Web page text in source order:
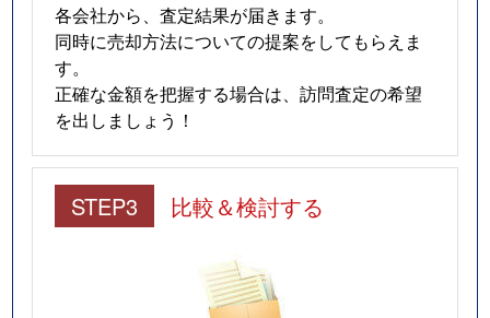
各会社から、査定結果が届きます。
同時に売却方法についての提案をしてもらえま
す。
正確な金額を把握する場合は、訪問査定の希望
を出しましょう！
STEP3 比較＆検討する